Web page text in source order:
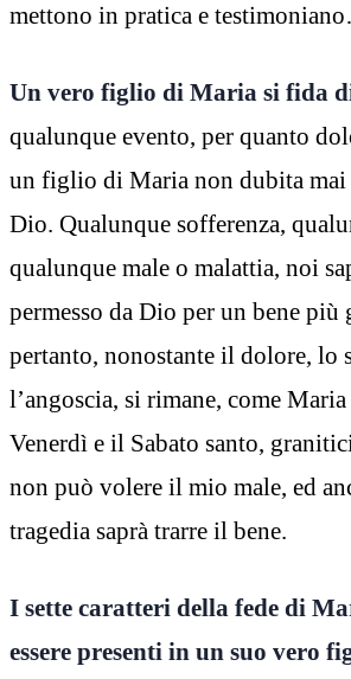
mettono in pratica e
Un vero figlio di Maria si fida
qualunque evento, per quanto
un figlio di Maria non dubita mai
Dio. Qualunque sofferenza,
qualunque male o malattia, noi
permesso da Dio per un bene più
pertanto, nonostante il dolore, lo
l’angoscia, si rimane, come
Venerdì e il Sabato santo,
non può volere il mio male, ed
tragedia saprà trarre il bene.
I sette caratteri della fede di
essere presenti in un suo vero